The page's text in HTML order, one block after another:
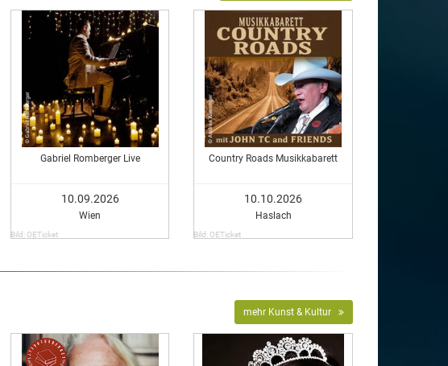
Gabriel Romberger Live
10.09.2026
Wien
Bild: OETicket
Country Roads Musikkabarett
10.10.2026
Haslach
Bild: OETicket
mehr Kunst & Kultur